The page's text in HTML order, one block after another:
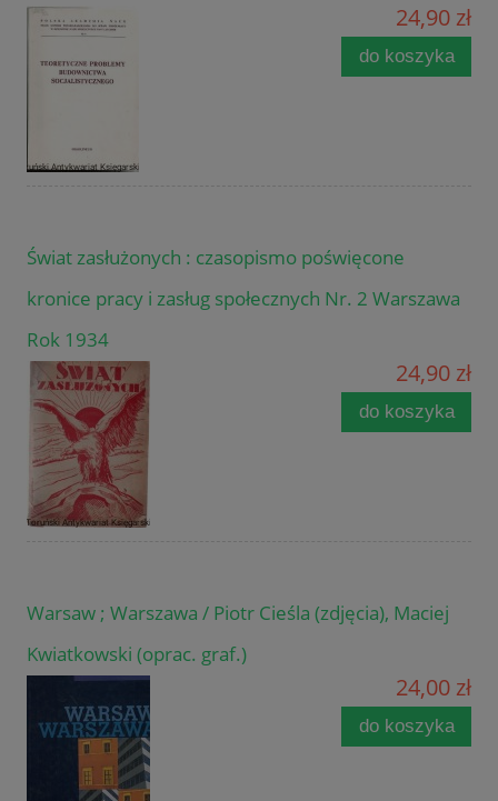
24,90 zł
do koszyka
Świat zasłużonych : czasopismo poświęcone
kronice pracy i zasług społecznych Nr. 2 Warszawa
Rok 1934
24,90 zł
do koszyka
Warsaw ; Warszawa / Piotr Cieśla (zdjęcia), Maciej
Kwiatkowski (oprac. graf.)
24,00 zł
do koszyka